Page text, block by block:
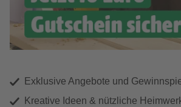
Exklusive Angebote und
Kreative Ideen & nützliche